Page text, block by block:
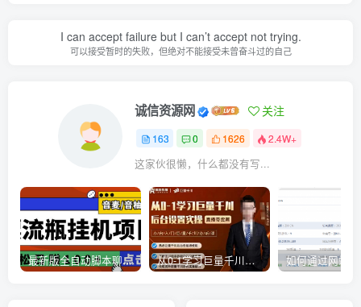
I can accept failure but I can’t accept not trying.
可以接受暂时的失败，但绝对不能接受未曾奋斗过的自己
诚信资源网 关注
163 0 1626 2.4W+
这家伙很懒，什么都没有写...
最新版全自动脚本聊天挂机漂流瓶项目，单窗口稳定每天收益100+ 从0-1学习巨量千川，后台设置实操，直播带货篇，新手小白入门千川必听课